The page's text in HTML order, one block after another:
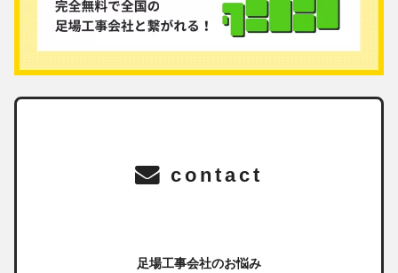
contact
足場工事会社のお悩み